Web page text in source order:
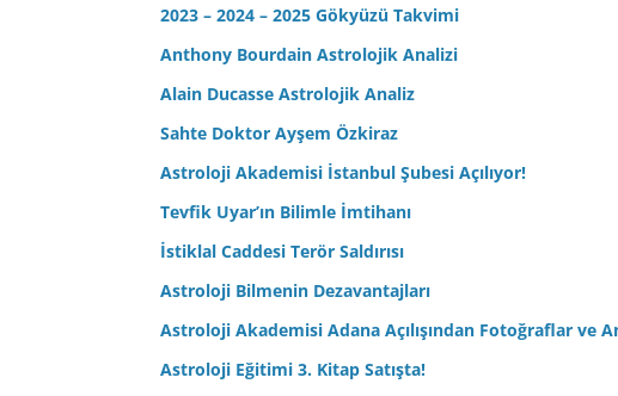
2023 – 2024 – 2025 Gökyüzü Takvimi
Anthony Bourdain Astrolojik Analizi
Alain Ducasse Astrolojik Analiz
Sahte Doktor Ayşem Özkiraz
Astroloji Akademisi İstanbul Şubesi Açılıyor!
Tevfik Uyar’ın Bilimle İmtihanı
İstiklal Caddesi Terör Saldırısı
Astroloji Bilmenin Dezavantajları
Astroloji Akademisi Adana Açılışından Fotoğraflar ve
Astroloji Eğitimi 3. Kitap Satışta!